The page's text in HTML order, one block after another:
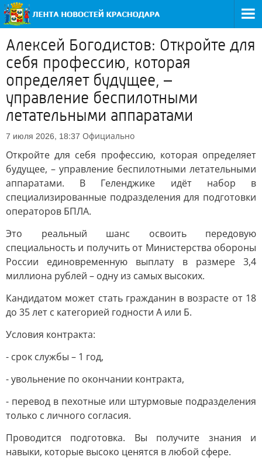
Алексей Богодистов: Откройте для
себя профессию, которая
определяет будущее, –
управление беспилотными
летательными аппаратами
7 июля 2026, 18:37 Официально
Откройте для себя профессию, которая определяет
будущее, – управление беспилотными летательными
аппаратами. В Геленджике идёт набор в
специализированные подразделения для подготовки
операторов БПЛА.
Это реальный шанс освоить передовую
специальность и получить от Министерства обороны
России единовременную выплату в размере 3,4
миллиона рублей – одну из самых высоких.
Кандидатом может стать гражданин в возрасте от 18
до 35 лет с категорией годности А или Б.
Условия контракта:
- срок службы – 1 год,
- увольнение по окончании контракта,
- перевод в пехотные или штурмовые подразделения
только с личного согласия.
Проводится подготовка. Вы получите знания и
навыки, которые высоко ценятся в любой сфере.